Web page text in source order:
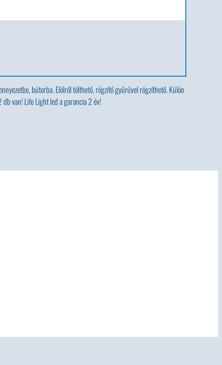
bútorba. Elölről tölthető, rögzítő gyűrűvel rögzíthető. Külön
db van! Life Light led a garancia 2 év!